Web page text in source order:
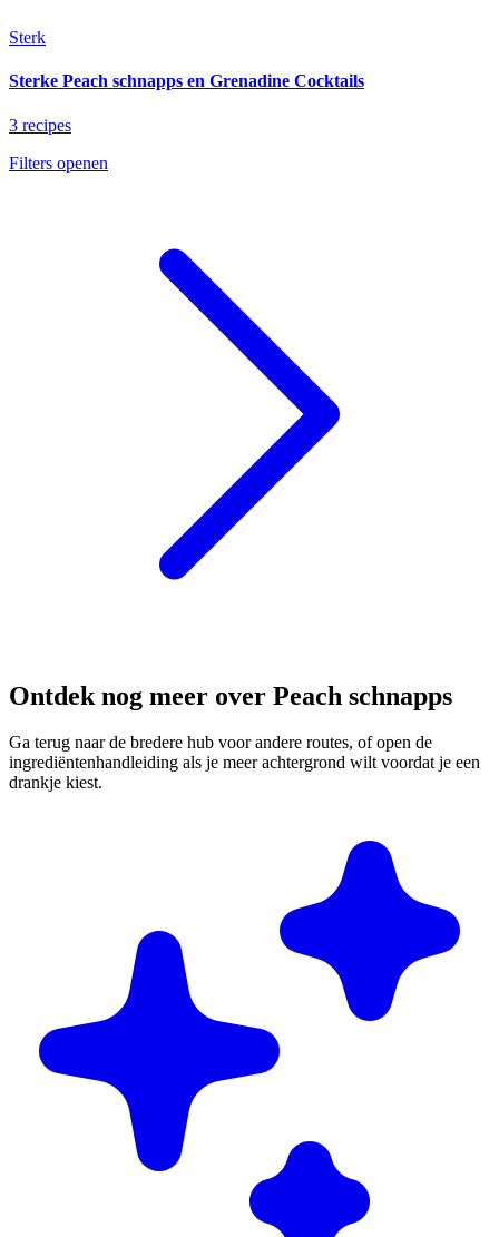
Sterk
Sterke Peach schnapps en Grenadine Cocktails
3 recipes
Filters openen
Ontdek nog meer over Peach schnapps
Ga terug naar de bredere hub voor andere routes, of open de
ingrediëntenhandleiding als je meer achtergrond wilt voordat je een
drankje kiest.